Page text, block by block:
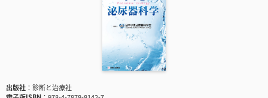
出版社
診断と治療社